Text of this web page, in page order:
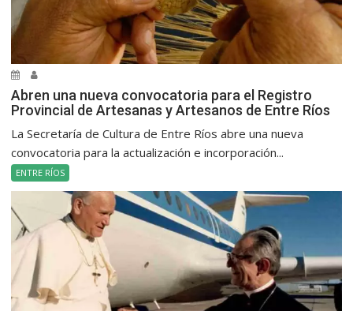
Abren una nueva convocatoria para el Registro
Provincial de Artesanas y Artesanos de Entre Ríos
La Secretaría de Cultura de Entre Ríos abre una nueva
convocatoria para la actualización e incorporación...
ENTRE RÍOS